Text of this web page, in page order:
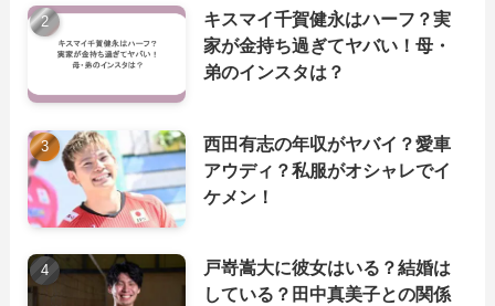
キスマイ千賀健永はハーフ？実
家が金持ち過ぎてヤバい！母・
弟のインスタは？
西田有志の年収がヤバイ？愛車
アウディ？私服がオシャレでイ
ケメン！
戸嵜嵩大に彼女はいる？結婚は
している？田中真美子との関係